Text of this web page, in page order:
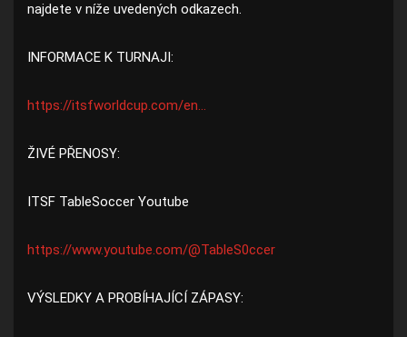
najdete v níže uvedených odkazech.
INFORMACE K TURNAJI:
https://itsfworldcup.com/en…
ŽIVÉ PŘENOSY:
ITSF TableSoccer Youtube
https://www.youtube.com/@TableS0ccer
VÝSLEDKY A PROBÍHAJÍCÍ ZÁPASY: